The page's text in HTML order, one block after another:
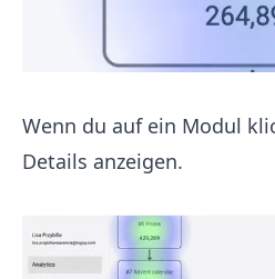
Wenn du auf ein Modul
Details anzeigen.